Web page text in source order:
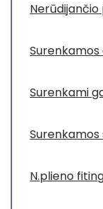
Surenkami
N.plieno